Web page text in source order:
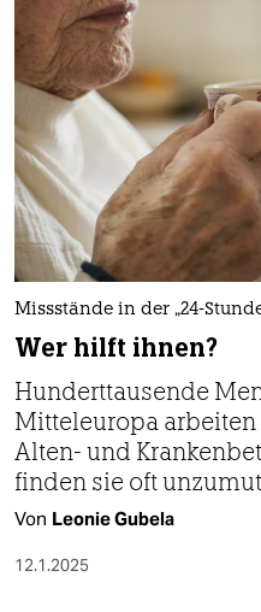
Missstände in der „24-
Wer hilft ihnen?
Hunderttausende
Mitteleuropa
Alten- und
finden sie oft
Von Leonie Gubela
12.1.2025